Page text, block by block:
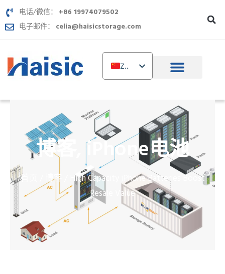
跳
至
内
电话/微信： +86 19974079502
电子邮件： celia@haisicstorage.com
ZH
EN
IT
AR
PL
NL
博客 ,iPhone电池
首页 博客
/ High Capacity iPhone Batteries Boost
Resale Value